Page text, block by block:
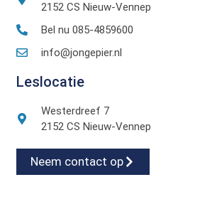
2152 CS Nieuw-Vennep
Bel nu 085-4859600
info@jongepier.nl
Leslocatie
Westerdreef 7
2152 CS Nieuw-Vennep
Neem contact op